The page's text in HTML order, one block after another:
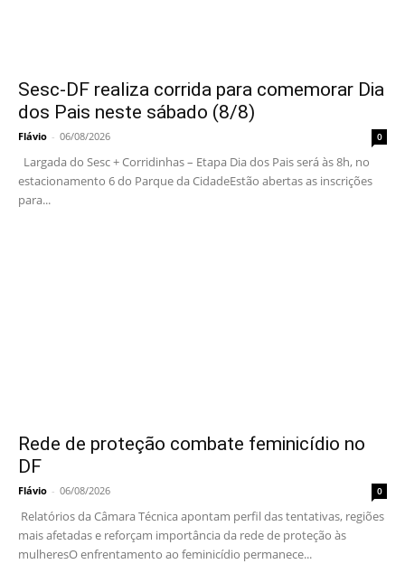
Sesc-DF realiza corrida para comemorar Dia
dos Pais neste sábado (8/8)
Flávio - 06/08/2026 0
Largada do Sesc + Corridinhas – Etapa Dia dos Pais será às 8h, no
estacionamento 6 do Parque da CidadeEstão abertas as inscrições
para...
Rede de proteção combate feminicídio no
DF
Flávio - 06/08/2026 0
Relatórios da Câmara Técnica apontam perfil das tentativas, regiões
mais afetadas e reforçam importância da rede de proteção às
mulheresO enfrentamento ao feminicídio permanece...